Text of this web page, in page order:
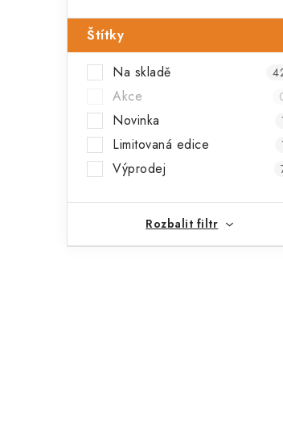
t
r
p
a
Štítky
Na skladě
Akce
Novinka
Limitovaná edice
Výprodej
Rozbalit filtr